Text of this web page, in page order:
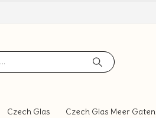
Czech Glas Czech Glas Meer Gaten